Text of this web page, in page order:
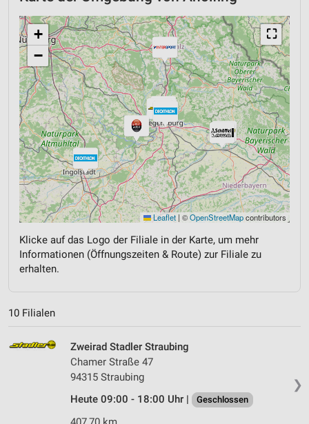
⛶
+
−
Leaflet | ©OpenStreetMapcontributors
Klicke auf das Logo der Filiale in der Karte, um mehr
Informationen (Öffnungszeiten & Route) zur Filiale zu
erhalten.
10 Filialen
❯
Zweirad Stadler Straubing
Chamer Straße 47
94315 Straubing
Heute 09:00 - 18:00 Uhr |
Geschlossen